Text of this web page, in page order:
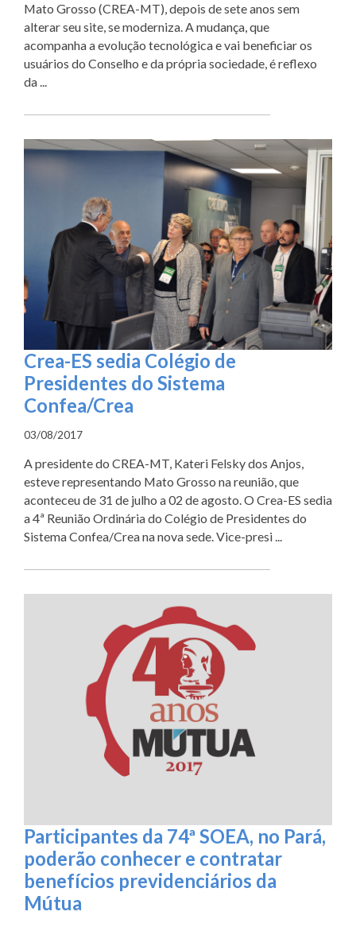
Mato Grosso (CREA-MT), depois de sete anos sem
alterar seu site, se moderniza. A mudança, que
acompanha a evolução tecnológica e vai beneficiar os
usuários do Conselho e da própria sociedade, é reflexo
da ...
Crea-ES sedia Colégio de
Presidentes do Sistema
Confea/Crea
03/08/2017
A presidente do CREA-MT, Kateri Felsky dos Anjos,
esteve representando Mato Grosso na reunião, que
aconteceu de 31 de julho a 02 de agosto. O Crea-ES sedia
a 4ª Reunião Ordinária do Colégio de Presidentes do
Sistema Confea/Crea na nova sede. Vice-presi ...
Participantes da 74ª SOEA, no Pará,
poderão conhecer e contratar
benefícios previdenciários da
Mútua